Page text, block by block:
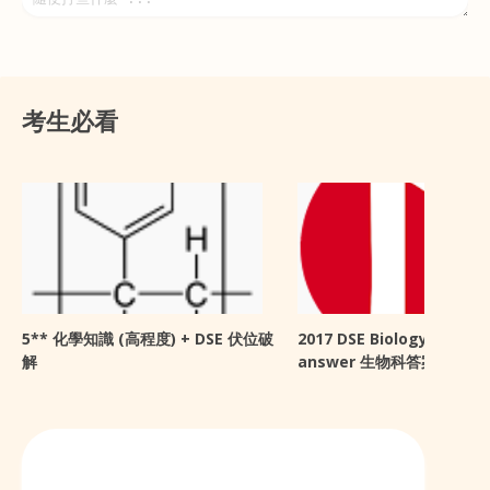
考生必看
5** 化學知識 (高程度) + DSE 伏位破
解
2017 DSE Biology
answer 生物科答案 + 感想